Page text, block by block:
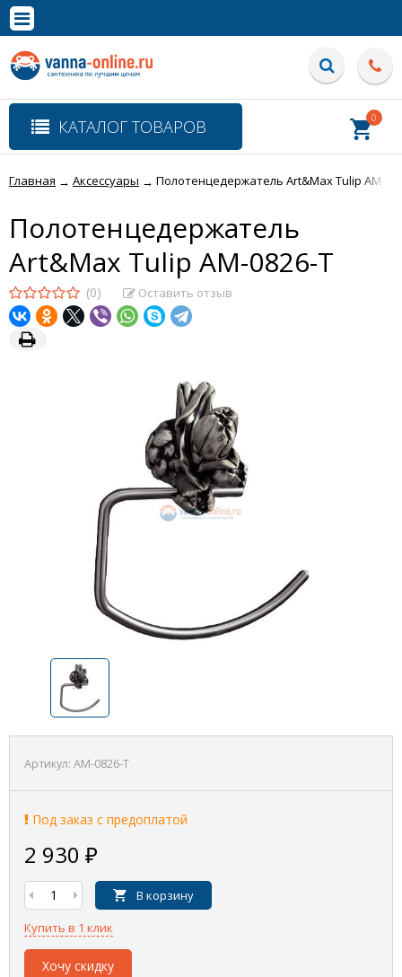
Полная версия сайта
КАТАЛОГ ТОВАРОВ 0
Главная → Аксессуары → Полотенцедержатель Art&Max Tulip AM-
Полотенцедержатель
Art&Max Tulip AM-0826-T
(0) Оставить отзыв
Артикул: AM-0826-T
Под заказ с предоплатой
2 930 ₽
В корзину
Купить в 1 клик
Хочу скидку